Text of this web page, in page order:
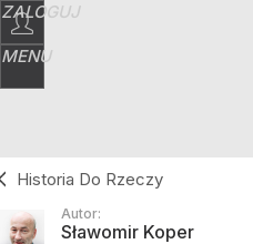
ZALOGUJ
MENU
Historia Do Rzeczy
Autor:
Sławomir Koper